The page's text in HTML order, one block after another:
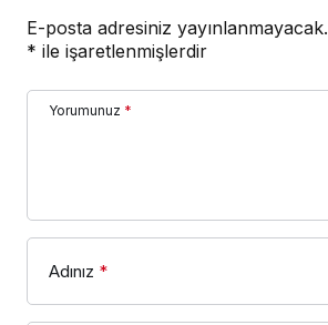
E-posta adresiniz yayınlanmayacak.
* ile işaretlenmişlerdir
Yorumunuz *
Adınız *